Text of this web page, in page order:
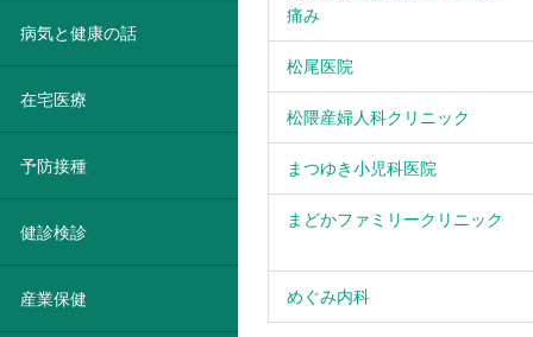
痛み
松尾医院
松隈産婦人科クリニック
まつゆき小児科医院
まどかファミリークリニック
めぐみ内科
病気と健康の話
在宅医療
予防接種
健診検診
産業保健